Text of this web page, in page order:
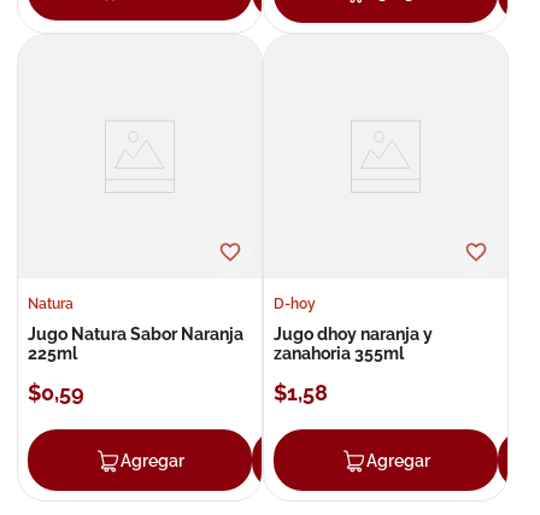
Natura
Jugo Natura Sabor Naranja
225ml
$0,59
Agregar Agregar
D-hoy
Jugo dhoy naranja y
zanahoria 355ml
$1,58
Agregar